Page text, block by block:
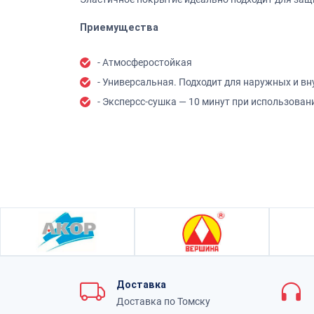
Приемущества
- Атмосферостойкая
- Универсальная. Подходит для наружных и
- Эксперсс-сушка — 10 минут при
Доставка
Доставка по Томску